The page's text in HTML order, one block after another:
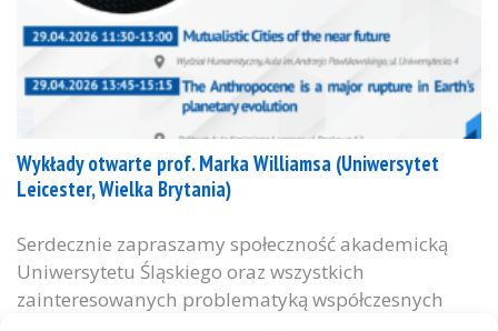
Wykłady otwarte prof. Marka Williamsa (Uniwersytet
Leicester, Wielka Brytania)
Serdecznie zapraszamy społeczność akademicką
Uniwersytetu Śląskiego oraz wszystkich
zainteresowanych problematyką współczesnych